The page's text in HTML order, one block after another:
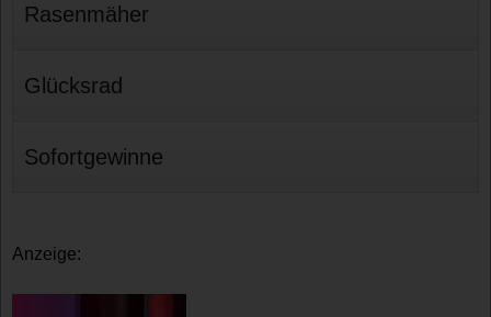
Rasenmäher
Glücksrad
Sofortgewinne
Anzeige: